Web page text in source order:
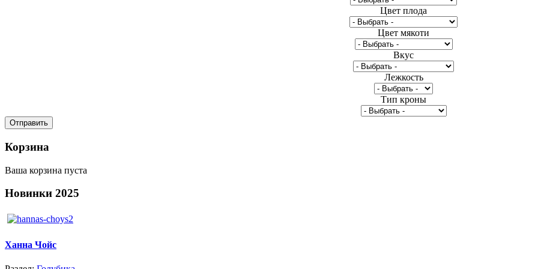
Цвет плода
Цвет мякоти
Вкус
Лежкость
Тип кроны
Корзина
Ваша корзина пуста
Новинки 2025
Ханна Чойс